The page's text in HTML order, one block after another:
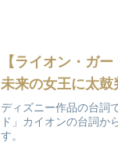
【ライオン・ガ
未来の女王に太鼓
ディズニー作品の台詞
ド」カイオンの台詞か
す。